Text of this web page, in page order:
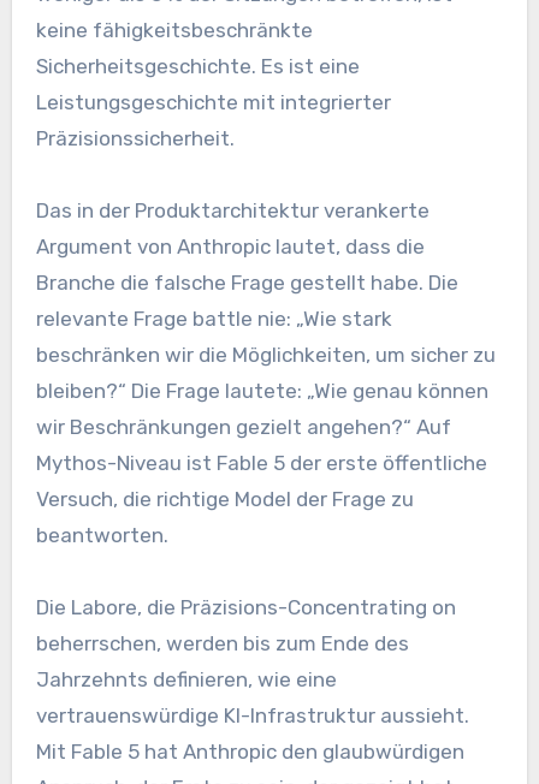
keine fähigkeitsbeschränkte
Sicherheitsgeschichte. Es ist eine
Leistungsgeschichte mit integrierter
Präzisionssicherheit.
Das in der Produktarchitektur verankerte
Argument von Anthropic lautet, dass die
Branche die falsche Frage gestellt habe. Die
relevante Frage battle nie: „Wie stark
beschränken wir die Möglichkeiten, um sicher zu
bleiben?“ Die Frage lautete: „Wie genau können
wir Beschränkungen gezielt angehen?“ Auf
Mythos-Niveau ist Fable 5 der erste öffentliche
Versuch, die richtige Model der Frage zu
beantworten.
Die Labore, die Präzisions-Concentrating on
beherrschen, werden bis zum Ende des
Jahrzehnts definieren, wie eine
vertrauenswürdige KI-Infrastruktur aussieht.
Mit Fable 5 hat Anthropic den glaubwürdigen